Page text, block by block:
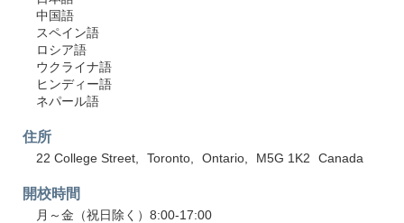
中国語
スペイン語
ロシア語
ウクライナ語
ヒンディー語
ネパール語
住所
22 College Street Toronto Ontario M5G 1K2 Canada
開校時間
月～金（祝日除く）8:00-17:00